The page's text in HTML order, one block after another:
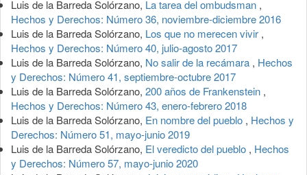
Luis de la Barreda Solórzano, La tarea del ombudsman ,
Hechos y Derechos: Número 36, noviembre-diciembre 2016
Luis de la Barreda Solórzano, Los que no merecen vivir ,
Hechos y Derechos: Número 40, julio-agosto 2017
Luis de la Barreda Solórzano, No salir de la recámara , Hechos
y Derechos: Número 41, septiembre-octubre 2017
Luis de la Barreda Solórzano, 200 años de Frankenstein ,
Hechos y Derechos: Número 43, enero-febrero 2018
Luis de la Barreda Solórzano, En nombre del pueblo , Hechos y
Derechos: Número 51, mayo-junio 2019
Luis de la Barreda Solórzano, El veredicto del pueblo , Hechos
y Derechos: Número 57, mayo-junio 2020